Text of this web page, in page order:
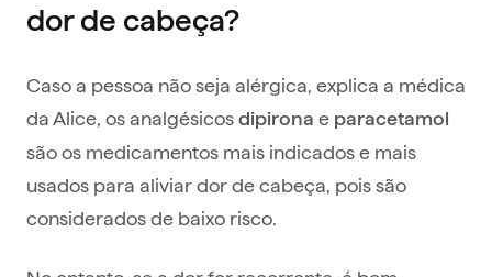
dor de cabeça?
Caso a pessoa não seja alérgica, explica a médica
da Alice, os analgésicos dipirona e paracetamol
são os medicamentos mais indicados e mais
usados para aliviar dor de cabeça, pois são
considerados de baixo risco.